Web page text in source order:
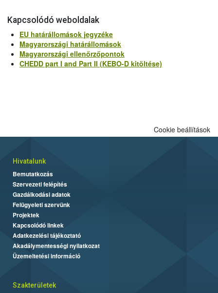
Kapcsolódó weboldalak
EU határállomások jegyzéke
Magyarországi határállomások
Magyarországi ellenőrzőpontok
CHEDD part I and Part II (KEBO-D kitöltése)
Cookie beállítások
Hivatalunk
Bemutatkozás
Szervezeti felépítés
Gazdálkodási adatok
Felügyeleti szervünk
Projektek
Kapcsolódó linkek
Adatkezelési tájékoztató
Akadálymentességi nyilatkozat
Üzemeltetési információ
Szakterületek